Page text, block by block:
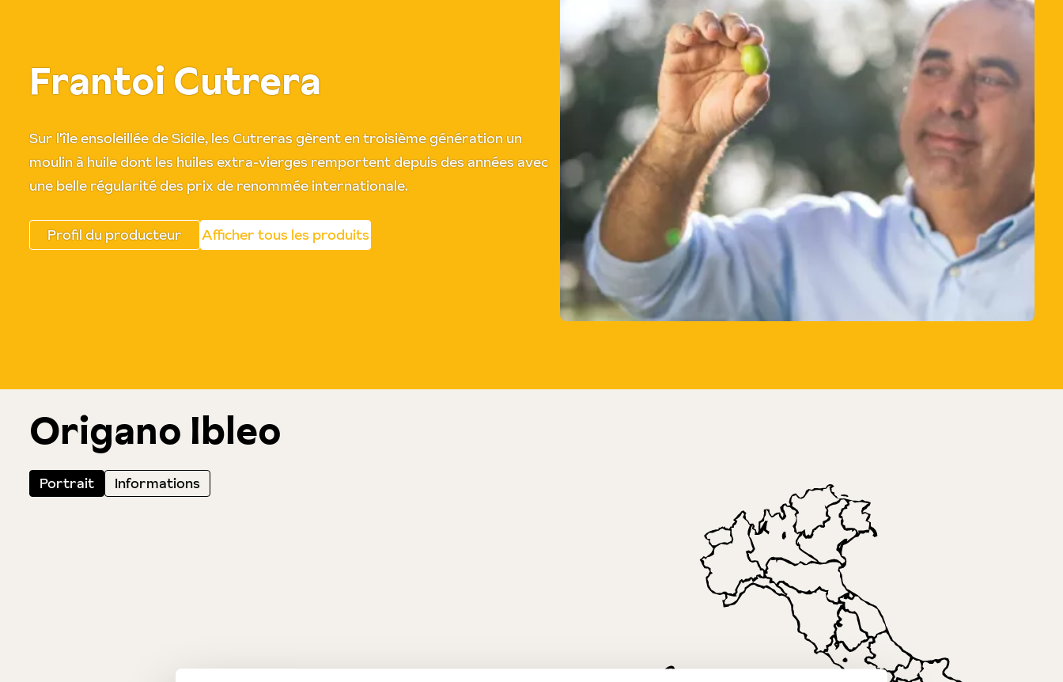
Frantoi Cutrera
Sur l'île ensoleillée de Sicile, les Cutreras gèrent en troisième génération un
moulin à huile dont les huiles extra-vierges remportent depuis des années avec
une belle régularité des prix de renommée internationale.
Profil du producteur Afficher tous les produits
Origano Ibleo
Portrait Informations